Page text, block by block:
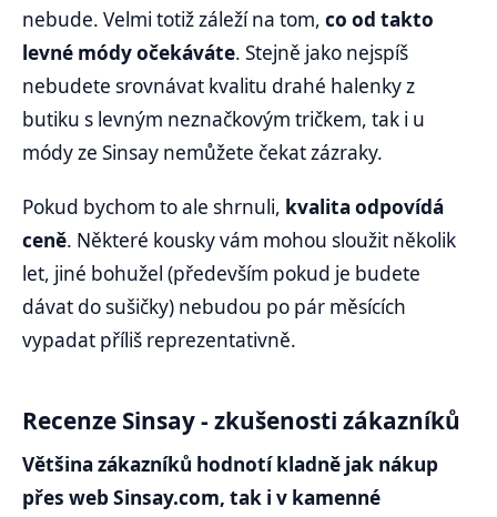
nebude. Velmi totiž záleží na tom, co od takto
levné módy očekáváte. Stejně jako nejspíš
nebudete srovnávat kvalitu drahé halenky z
butiku s levným neznačkovým tričkem, tak i u
módy ze Sinsay nemůžete čekat zázraky.
Pokud bychom to ale shrnuli, kvalita odpovídá
ceně. Některé kousky vám mohou sloužit několik
let, jiné bohužel (především pokud je budete
dávat do sušičky) nebudou po pár měsících
vypadat příliš reprezentativně.
Recenze Sinsay - zkušenosti zákazníků
Většina zákazníků hodnotí kladně jak nákup
přes web Sinsay.com, tak i v kamenné